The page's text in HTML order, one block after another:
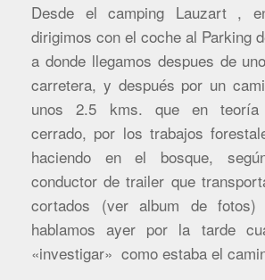
Desde el camping Lauzart ,
dirigimos con el coche al Parking
a donde llegamos despues de
carretera, y después por un
unos 2.5 kms. que en teoría
cerrado, por los trabajos
haciendo en el bosque,
conductor de trailer que
cortados (ver album de
hablamos ayer por la tarde
«investigar» como estaba el